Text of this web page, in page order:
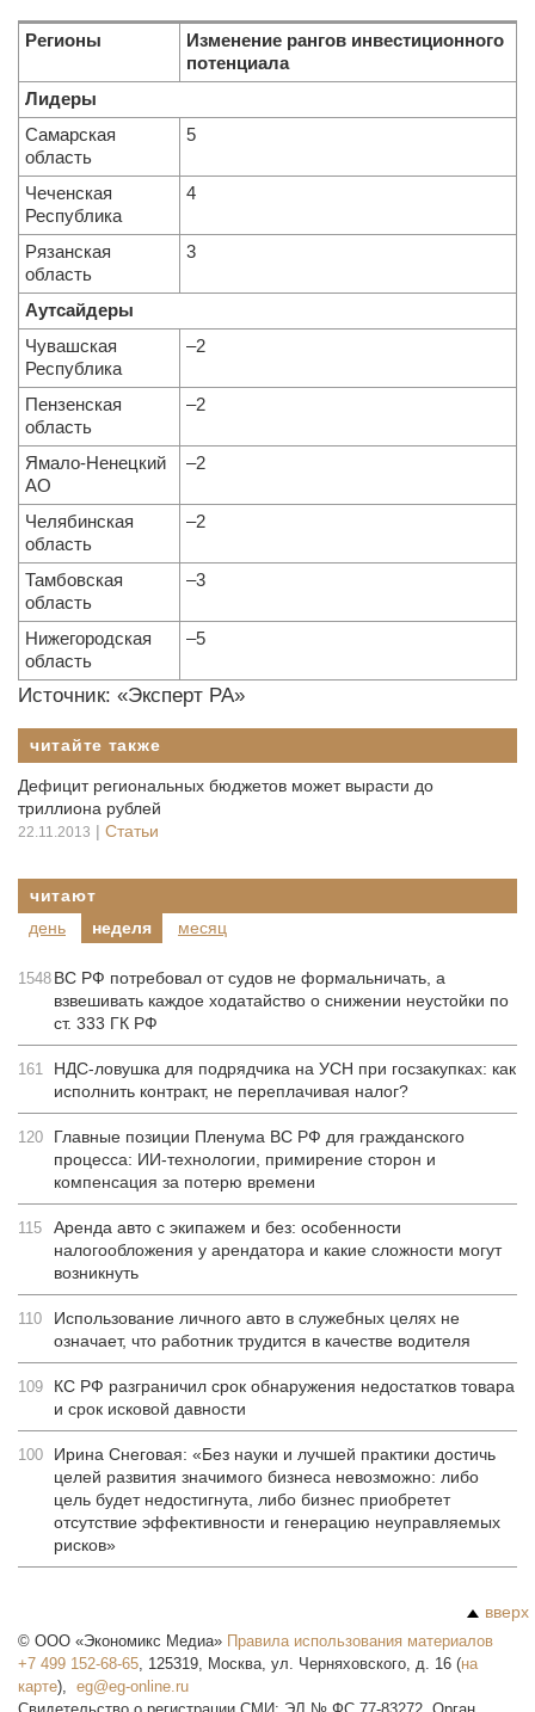
Регионы
Изменение рангов инвестиционного
потенциала
Лидеры
Самарская
область
5
Чеченская
Республика
4
Рязанская
область
3
Аутсайдеры
Чувашская
Республика
–2
Пензенская
область
–2
Ямало­-Ненецкий
АО
–2
Челябинская
область
–2
Тамбовская
область
–3
Нижегородская
область
–5
Источник: «Эксперт РА»
читайте также
Дефицит региональных бюджетов может вырасти до
триллиона рублей
22.11.2013 | Статьи
читают
день
неделя месяц
1548 ВС РФ потребовал от судов не формальничать, а
взвешивать каждое ходатайство о снижении неустойки по
ст. 333 ГК РФ
161
НДС-ловушка для подрядчика на УСН при госзакупках: как
исполнить контракт, не переплачивая налог?
120
Главные позиции Пленума ВС РФ для гражданского
процесса: ИИ-технологии, примирение сторон и
компенсация за потерю времени
115
Аренда авто с экипажем и без: особенности
налогообложения у арендатора и какие сложности могут
возникнуть
110
Использование личного авто в служебных целях не
означает, что работник трудится в качестве водителя
109
КС РФ разграничил срок обнаружения недостатков товара
и срок исковой давности
100
Ирина Снеговая: «Без науки и лучшей практики достичь
целей развития значимого бизнеса невозможно: либо
цель будет недостигнута, либо бизнес приобретет
отсутствие эффективности и генерацию неуправляемых
рисков»
вверх
© ООО «Экономикс Медиа» Правила использования материалов
+7 499 152-68-65, 125319, Москва, ул. Черняховского, д. 16 (на
карте),